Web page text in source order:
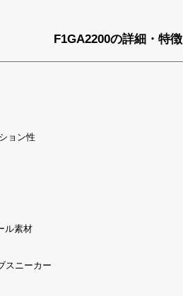
F1GA2200の詳細・特徴
ョン性
ル素材
スニーカー